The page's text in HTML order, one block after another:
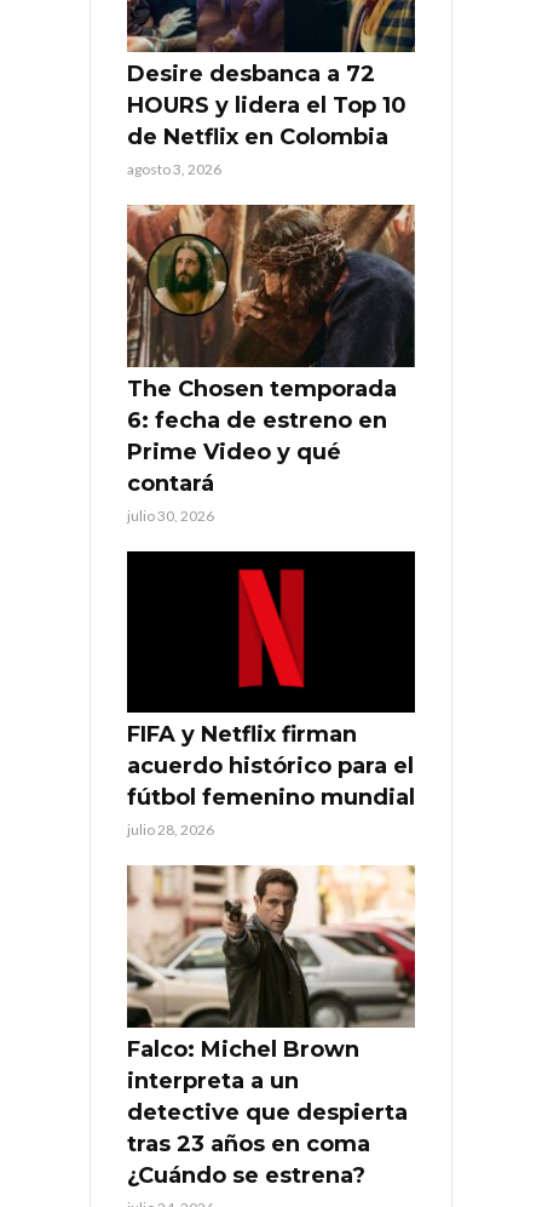
Desire desbanca a 72
HOURS y lidera el Top 10
de Netflix en Colombia
agosto 3, 2026
The Chosen temporada
6: fecha de estreno en
Prime Video y qué
contará
julio 30, 2026
FIFA y Netflix firman
acuerdo histórico para el
fútbol femenino mundial
julio 28, 2026
Falco: Michel Brown
interpreta a un
detective que despierta
tras 23 años en coma
¿Cuándo se estrena?